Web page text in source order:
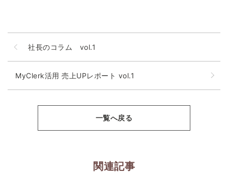
社長のコラム vol.1
MyClerk活用 売上UPレポート vol.1
一覧へ戻る
関連記事